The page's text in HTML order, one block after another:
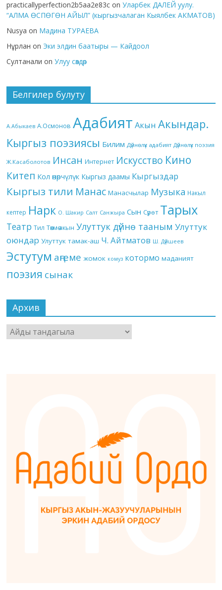
practicallyperfection2b5aa2e83c onУларбек ДАЛЕЙ уулу.
“АЛМА ӨСПӨГӨН АЙЫЛ” (кыргызчалаган Кыялбек АКМАТОВ)
Nusya on Мадина ТУРАЕВА
Нұрлан on Эки элдин баатыры — Кайдоол
Султанали onУлуу сөздөр
Белгилер булуту
А.Абыкаев А.Осмонов Адабият Акын Акындар.
Кыргыз поэзиясы Билим Дүйнөлүк адабият Дүйнөлүк поэзия
Ж.Касаболотов Инсан Интернет Искусство Кино
Китеп Кол өнөрчүлүк Кыргыз даамы Кыргыздар
Кыргыз тили Манас Манасчылар Музыка Накыл
кептер Нарк О. Шакир Салт Санжыра Сын Сүрөт Тарых
Театр Тил Төкмө акын Улуттук дүйнө тааным Улуттук
оюндар Улуттук тамак-аш Ч. Айтматов Ш. Дүйшеев
Эстутум аңгеме жомок комуз котормо маданият
поэзия сынак
Архив
Архив